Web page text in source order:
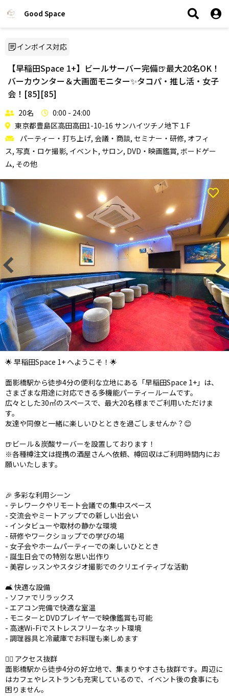
Good Space
インボイス対応
【早稲田Space 1+】ビールサーバー完備🍺最大20名OK！
バーカウンター＆大画面モニター✨タコパ・推し活・女子
会！[85][85]
20名
0:00 - 24:00
東京都豊島区高田高田1-10-16 サンハイツチノ地下１F
パーティー・打ち上げ, 会議・商談, セミナー・研修, オフィ
ス, 写真・ロケ撮影, イベント, サロン, DVD・映画鑑賞, ボードゲー
ム, その他
🌟 早稲田Space 1+ へようこそ！🌟
面影橋駅から徒歩4分の便利な立地にある「早稲田Space 1+」は、
さまざまな用途に対応できる多機能パーティールームです。
広々とした30㎡のスペースで、最大20名様までご利用いただけま
す。
友達や同僚と一緒に楽しいひとときを過ごしませんか？😊
🍺ビール＆炭酸サーバーを設置しております！
※各種樽注文は提携の酒屋さんへ依頼、樽回収はご利用時間内にお
願いいたします。
🎉 多彩な利用シーン
- テレワークやリモート会議での集中スペース
- 交流会やミートアップでの新しい出会い
- インタビューや取材の静かな環境
- 研修やワークショップでの学びの場
- 女子会やホームパーティーでの楽しいひととき
- 誕生日会での特別な思い出作り
- 美容レッスンやスタジオ撮影でのクリエイティブな活動
🛋️ 快適な設備
- ソファでリラックス
- エアコン完備で快適な室温
- モニターとDVDプレイヤーで映像鑑賞も可能
- 高速Wi-Fiでストレスフリーなネット環境
- 調理器具と冷蔵庫でお料理も楽しめます
🚶‍♂️ アクセス抜群
面影橋駅から徒歩4分の好立地で、集まりやすさも抜群です。周辺に
はカフェやレストランも充実しているので、イベント後の食事にも
困りません。